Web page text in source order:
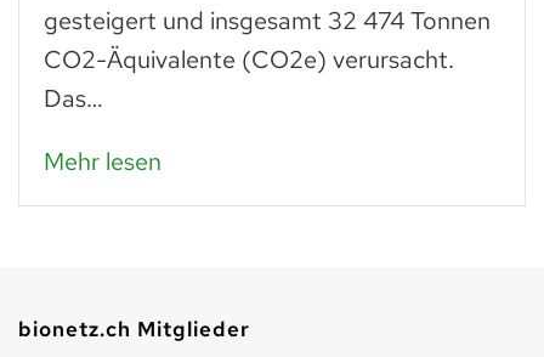
gesteigert und insgesamt 32 474 Tonnen
CO2-Äquivalente (CO2e) verursacht.
Das…
Mehr lesen
bionetz.ch Mitglieder